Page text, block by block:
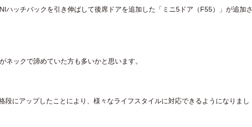
ハッチバックを引き伸ばして後席ドアを追加した「 ミニ5ドア （F55）
」が追加さ
ネックで諦めていた方も多いかと思います。
段にアップしたことにより、様々なライフスタイルに対応できるようになりまし